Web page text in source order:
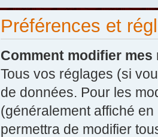
Préférences et
Comment modifier mes
Tous vos réglages (si
de données. Pour les
(généralement affiché
permettra de modifier